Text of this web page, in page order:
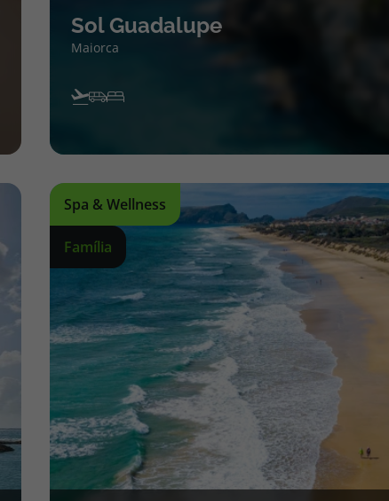
Sol Guadalupe
Maiorca
Spa & Wellness
Família